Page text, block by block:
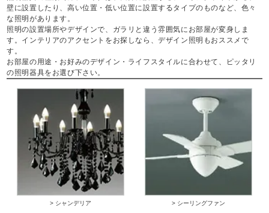
壁に設置したり、高い位置・低い位置に設置するタイプのものなど、色々
な照明があります。
照明の設置場所やデザインで、ガラリと違う雰囲気にお部屋が変身しま
す。インテリアのアクセントをお探しなら、デザイン照明もおススメで
す。
お部屋の用途・お好みのデザイン・ライフスタイルに合わせて、ピッタリ
の照明器具をお選び下さい。
> シャンデリア > シーリングファン